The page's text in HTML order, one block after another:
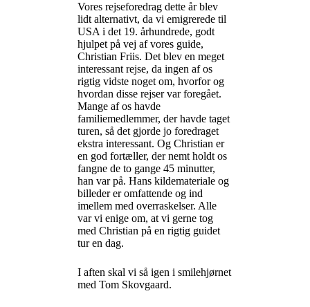
Vores rejseforedrag dette år blev
lidt alternativt, da vi emigrerede til
USA i det 19. århundrede, godt
hjulpet på vej af vores guide,
Christian Friis. Det blev en meget
interessant rejse, da ingen af os
rigtig vidste noget om, hvorfor og
hvordan disse rejser var foregået.
Mange af os havde
familiemedlemmer, der havde taget
turen, så det gjorde jo foredraget
ekstra interessant. Og Christian er
en god fortæller, der nemt holdt os
fangne de to gange 45 minutter,
han var på. Hans kildemateriale og
billeder er omfattende og ind
imellem med overraskelser. Alle
var vi enige om, at vi gerne tog
med Christian på en rigtig guidet
tur en dag.
I aften skal vi så igen i smilehjørnet
med Tom Skovgaard.